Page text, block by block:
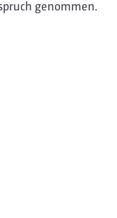
genommen.